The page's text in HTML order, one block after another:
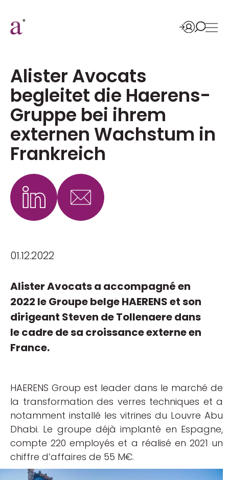
Alister Avocats
begleitet die Haerens-
Gruppe bei ihrem
externen Wachstum in
Frankreich
01.12.2022
Alister Avocats a accompagné en
2022 le Groupe belge HAERENS et son
dirigeant Steven de Tollenaere dans
le cadre de sa croissance externe en
France.
HAERENS Group est leader dans le marché de
la transformation des verres techniques et a
notamment installé les vitrines du Louvre Abu
Dhabi. Le groupe déjà implanté en Espagne,
compte 220 employés et a réalisé en 2021 un
chiffre d’affaires de 55 M€.